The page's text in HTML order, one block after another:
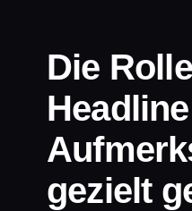
Die
gezielt